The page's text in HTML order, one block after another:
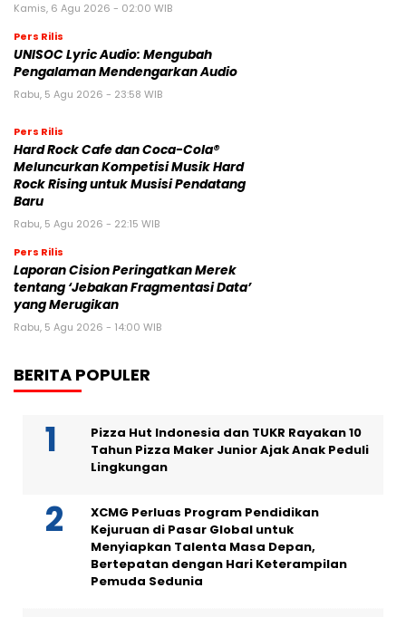
Kamis, 6 Agu 2026 - 02:00 WIB
Pers Rilis
UNISOC Lyric Audio: Mengubah
Pengalaman Mendengarkan Audio
Rabu, 5 Agu 2026 - 23:58 WIB
Pers Rilis
Hard Rock Cafe dan Coca-Cola®
Meluncurkan Kompetisi Musik Hard
Rock Rising untuk Musisi Pendatang
Baru
Rabu, 5 Agu 2026 - 22:15 WIB
Pers Rilis
Laporan Cision Peringatkan Merek
tentang ‘Jebakan Fragmentasi Data’
yang Merugikan
Rabu, 5 Agu 2026 - 14:00 WIB
BERITA POPULER
Pizza Hut Indonesia dan TUKR Rayakan 10
Tahun Pizza Maker Junior Ajak Anak Peduli
Lingkungan
XCMG Perluas Program Pendidikan
Kejuruan di Pasar Global untuk
Menyiapkan Talenta Masa Depan,
Bertepatan dengan Hari Keterampilan
Pemuda Sedunia